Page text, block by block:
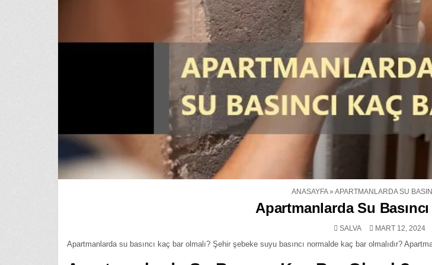
ANASAYFA» APARTMANLARDA SU
Apartmanlarda Su
SALVA MART 12, 2024
Apartmanlarda su basıncı kaç bar olmalı? Şehir şebeke suyu basıncı normalde kaç bar olmalıdır?